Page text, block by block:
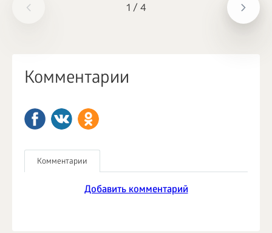
1 / 4
Комментарии
Комментарии
Добавить комментарий